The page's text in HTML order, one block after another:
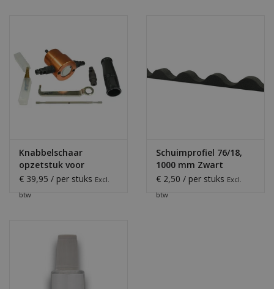
Knabbelschaar
opzetstuk voor
accuboormachine
€ 39,95 / per stuks Excl.
btw
Schuimprofiel 76/18,
1000 mm Zwart
€ 2,50 / per stuks Excl.
btw